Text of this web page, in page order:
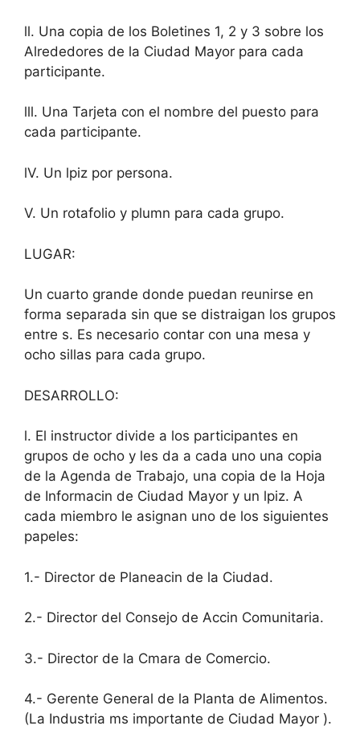
ll. Una copia de los Boletines 1, 2 y 3 sobre los
Alrededores de la Ciudad Mayor para cada
participante.
lll. Una Tarjeta con el nombre del puesto para
cada participante.
lV. Un lpiz por persona.
V. Un rotafolio y plumn para cada grupo.
LUGAR:
Un cuarto grande donde puedan reunirse en
forma separada sin que se distraigan los grupos
entre s. Es necesario contar con una mesa y
ocho sillas para cada grupo.
DESARROLLO:
l. El instructor divide a los participantes en
grupos de ocho y les da a cada uno una copia
de la Agenda de Trabajo, una copia de la Hoja
de Informacin de Ciudad Mayor y un lpiz. A
cada miembro le asignan uno de los siguientes
papeles:
1.- Director de Planeacin de la Ciudad.
2.- Director del Consejo de Accin Comunitaria.
3.- Director de la Cmara de Comercio.
4.- Gerente General de la Planta de Alimentos.
(La Industria ms importante de Ciudad Mayor ).